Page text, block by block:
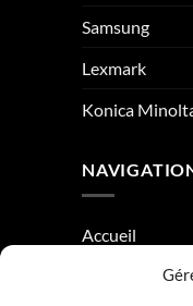
Samsung
Lexmark
Konica
Accueil